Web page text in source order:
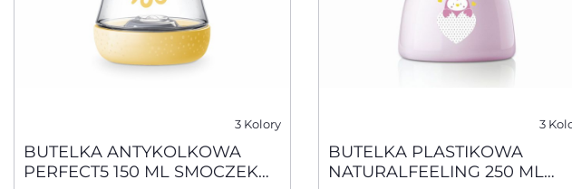
3 Kolory
BUTELKA ANTYKOLKOWA
PERFECT5 150 ML SMOCZEK
3
BUTELKA PLASTIKOWA
NATURALFEELING 250 ML